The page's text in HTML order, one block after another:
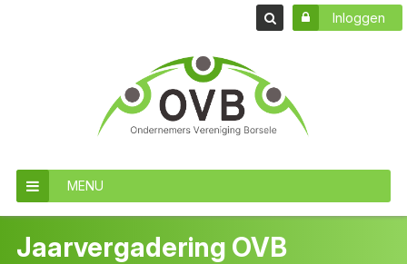
Inloggen
MENU
Jaarvergadering OVB